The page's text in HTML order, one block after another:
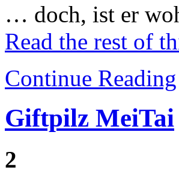
… doch, ist er
Read the rest of
Continue Reading
Giftpilz MeiTai
2